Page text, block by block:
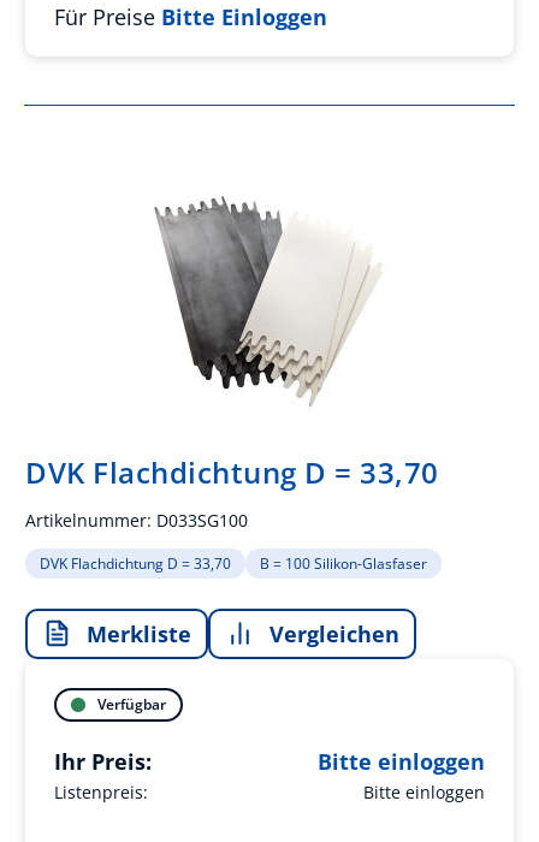
Für Preise Bitte Einloggen
DVK Flachdichtung D = 33,70
Artikelnummer: D033SG100
DVK Flachdichtung D = 33,70 B = 100 Silikon-Glasfaser
Merkliste Vergleichen
Verfügbar
Listenpreis: Bitte einloggen
Ihr Preis: Bitte einloggen